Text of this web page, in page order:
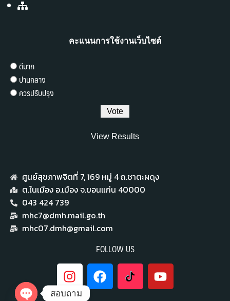
คะแนนการใช้งานเว็บไซต์
ดีมาก
ปานกลาง
ควรปรับปรุง
View Results
ศูนย์สุขภาพจิตที่ 7,​ 169 หมู่ 4 ถ.ชาตะผดุง
ต.ในเมือง อ.เมือง จ.ขอนแก่น 40000
043 424 739
mhc7@dmh.mail.go.th
mhc07.dmh@gmail.com
FOLLOW US
สอบถาม